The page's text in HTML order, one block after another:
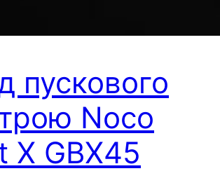
пускового
Noco
X GBX45